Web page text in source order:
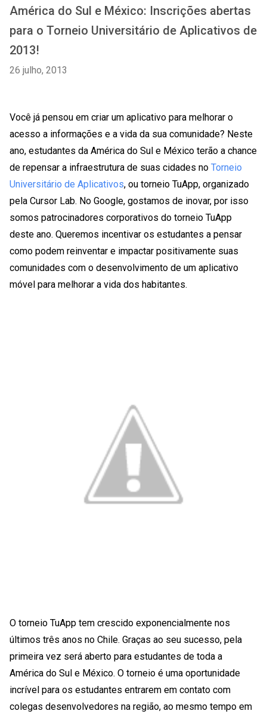
América do Sul e México: Inscrições abertas
para o Torneio Universitário de Aplicativos de
2013!
26 julho, 2013
Você já pensou em criar um aplicativo para melhorar o
acesso a informações e a vida da sua comunidade? Neste
ano, estudantes da América do Sul e México terão a chance
de repensar a infraestrutura de suas cidades no Torneio
Universitário de Aplicativos, ou torneio TuApp, organizado
pela Cursor Lab. No Google, gostamos de inovar, por isso
somos patrocinadores corporativos do torneio TuApp
deste ano. Queremos incentivar os estudantes a pensar
como podem reinventar e impactar positivamente suas
comunidades com o desenvolvimento de um aplicativo
móvel para melhorar a vida dos habitantes.
O torneio TuApp tem crescido exponencialmente nos
últimos três anos no Chile. Graças ao seu sucesso, pela
primeira vez será aberto para estudantes de toda a
América do Sul e México. O torneio é uma oportunidade
incrível para os estudantes entrarem em contato com
colegas desenvolvedores na região, ao mesmo tempo em